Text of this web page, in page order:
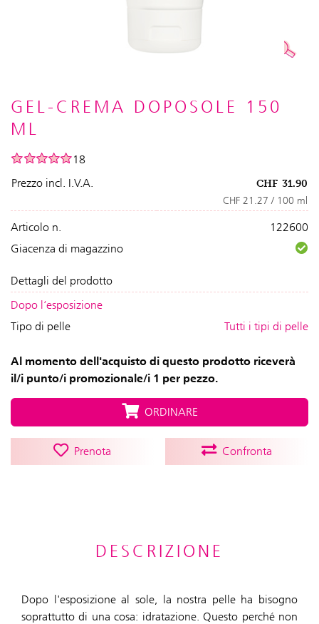
GEL-CREMA DOPOSOLE 150
ML
18
Prezzo incl. I.V.A.
CHF 31.90
CHF 21.27 / 100 ml
Articolo n.
122600
Giacenza di magazzino
Dettagli del prodotto
Dopo l‘esposizione
Tipo di pelle
Tutti i tipi di pelle
Al momento dell'acquisto di questo prodotto riceverà
il/i punto/i promozionale/i 1 per pezzo.
ORDINARE
Prenota Confronta
DESCRIZIONE
Dopo l'esposizione al sole, la nostra pelle ha bisogno
soprattutto di una cosa: idratazione. Questo perché non